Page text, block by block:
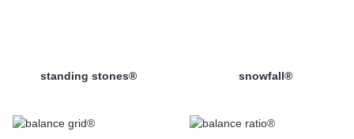
standing stones® snowfall®